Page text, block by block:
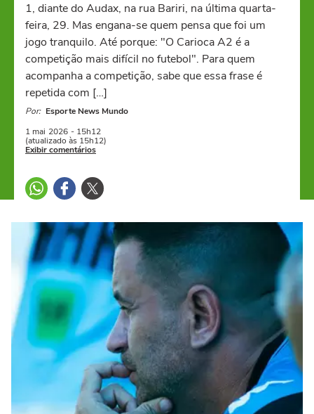
1, diante do Audax, na rua Bariri, na última quarta-
feira, 29. Mas engana-se quem pensa que foi um
jogo tranquilo. Até porque: "O Carioca A2 é a
competição mais difícil no futebol". Para quem
acompanha a competição, sabe que essa frase é
repetida com […]
Por: Esporte News Mundo
1 mai 2026 - 15h12
(atualizado às 15h12)
Exibir comentários